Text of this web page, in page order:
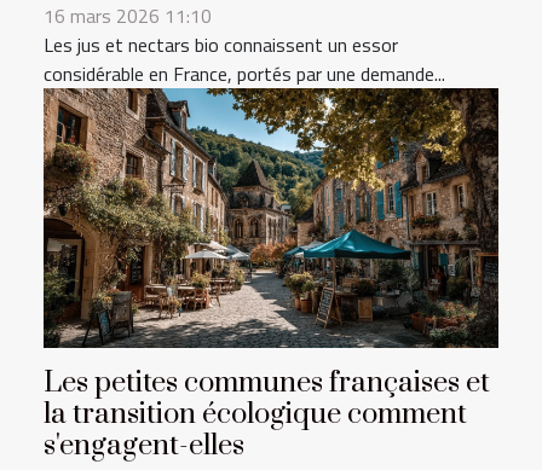
16 mars 2026 11:10
Les jus et nectars bio connaissent un essor
considérable en France, portés par une demande...
Les petites communes françaises et
la transition écologique comment
s'engagent-elles